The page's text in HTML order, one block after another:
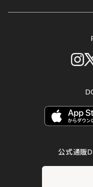
公式通販